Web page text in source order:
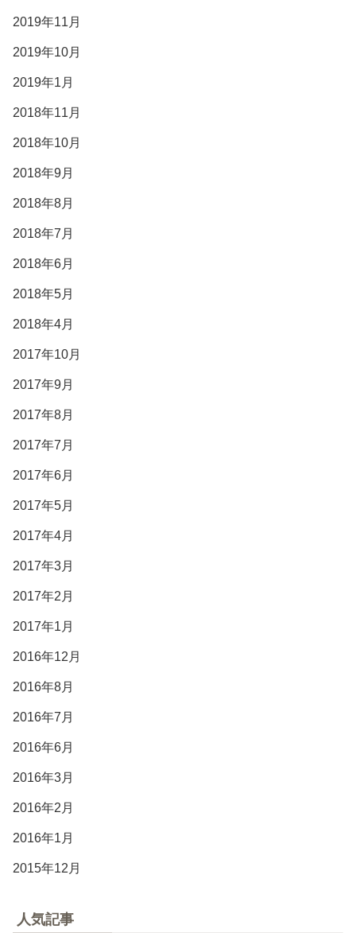
2019年11月
2019年10月
2019年1月
2018年11月
2018年10月
2018年9月
2018年8月
2018年7月
2018年6月
2018年5月
2018年4月
2017年10月
2017年9月
2017年8月
2017年7月
2017年6月
2017年5月
2017年4月
2017年3月
2017年2月
2017年1月
2016年12月
2016年8月
2016年7月
2016年6月
2016年3月
2016年2月
2016年1月
2015年12月
人気記事